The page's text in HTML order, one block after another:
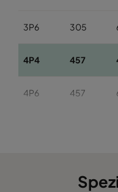
3P6 305
4P4 457
4P6 457